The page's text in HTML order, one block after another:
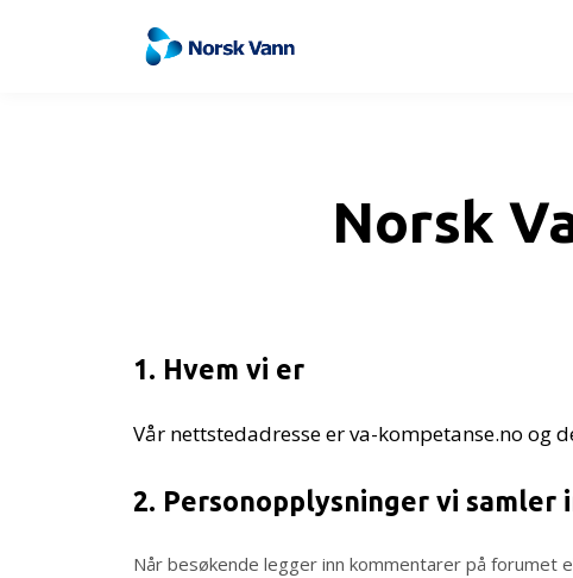
Norsk
1. Hvem vi er
Vår nettstedadresse er va-kompetanse.no og
2. Personopplysninger vi samler
Når besøkende legger inn kommentarer på forumet